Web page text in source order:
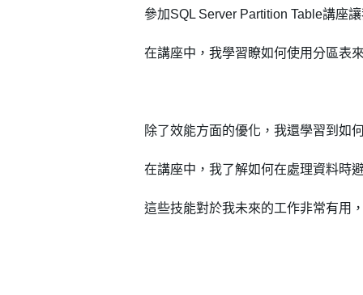
參加SQL Server Partition Table講座
在講座中，我學習瞭如何使用分區表
除了效能方面的優化，我還學習到如
在講座中，我了解如何在處理資料時
這些技能對於我未來的工作非常有用
登 入
忘記密碼？